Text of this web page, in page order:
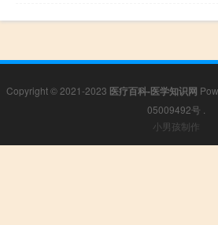
Copyright © 2021-2023 医疗百科-医学知识网
05009492号
小男孩制作